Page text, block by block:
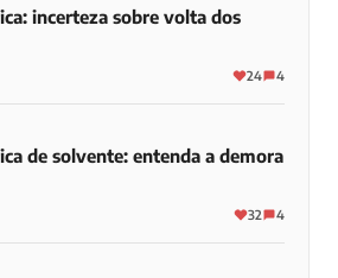
incerteza sobre volta dos
24 4
de solvente: entenda a demora
32 4